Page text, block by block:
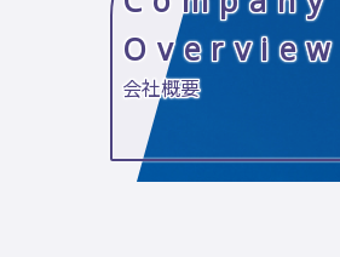
Overview
会社概要